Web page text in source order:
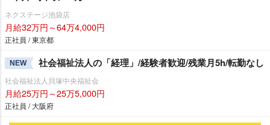
ネクステージ池袋店
月給32万円～64万4,000円
正社員 / 東京都
NEW 社会福祉法人の「経理」/経験者歓迎/残業月5h/転勤なし
社会福祉法人貝塚中央福祉会
月給25万円～25万5,000円
正社員 / 大阪府